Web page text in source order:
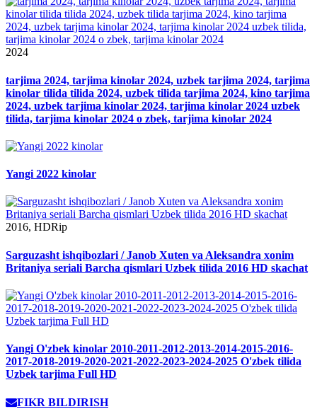
2024
tarjima 2024, tarjima kinolar 2024, uzbek tarjima 2024, tarjima
kinolar tilida tilida 2024, uzbek tilida tarjima 2024, kino tarjima
2024, uzbek tarjima kinolar 2024, tarjima kinolar 2024 uzbek
tilida, tarjima kinolar 2024 o zbek, tarjima kinolar 2024
Yangi 2022 kinolar
2016, HDRip
Sarguzasht ishqibozlari / Janob Xuten va Aleksandra xonim
Britaniya seriali Barcha qismlari Uzbek tilida 2016 HD skachat
Yangi O'zbek kinolar 2010-2011-2012-2013-2014-2015-2016-
2017-2018-2019-2020-2021-2022-2023-2024-2025 O'zbek tilida
Uzbek tarjima Full HD
FIKR BILDIRISH